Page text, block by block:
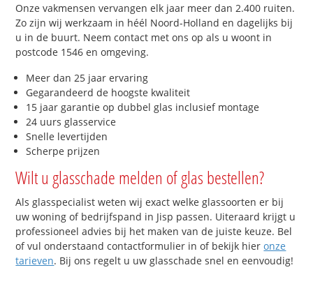
Onze vakmensen vervangen elk jaar meer dan 2.400 ruiten.
Zo zijn wij werkzaam in héél Noord-Holland en dagelijks bij
u in de buurt. Neem contact met ons op als u woont in
postcode 1546 en omgeving.
Meer dan 25 jaar ervaring
Gegarandeerd de hoogste kwaliteit
15 jaar garantie op dubbel glas inclusief montage
24 uurs glasservice
Snelle levertijden
Scherpe prijzen
Wilt u glasschade melden of glas bestellen?
Als glasspecialist weten wij exact welke glassoorten er bij
uw woning of bedrijfspand in Jisp passen. Uiteraard krijgt u
professioneel advies bij het maken van de juiste keuze. Bel
of vul onderstaand contactformulier in of bekijk hieronze
tarieven. Bij ons regelt u uw glasschade snel en eenvoudig!